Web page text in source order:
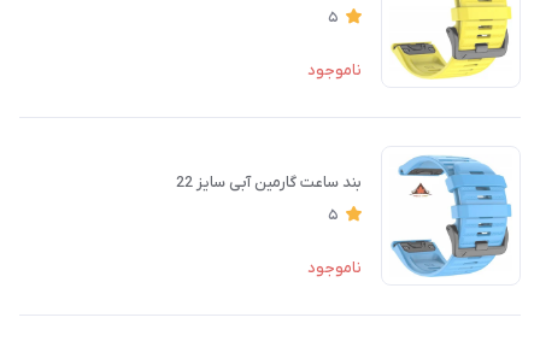
5
ناموجود
بند ساعت گارمین آبی سایز 22
5
ناموجود